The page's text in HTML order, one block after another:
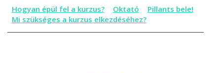
Hogyan épül fel a kurzus? Oktató
Pillants bele!
Mi szükséges a kurzus elkezdéséhez?